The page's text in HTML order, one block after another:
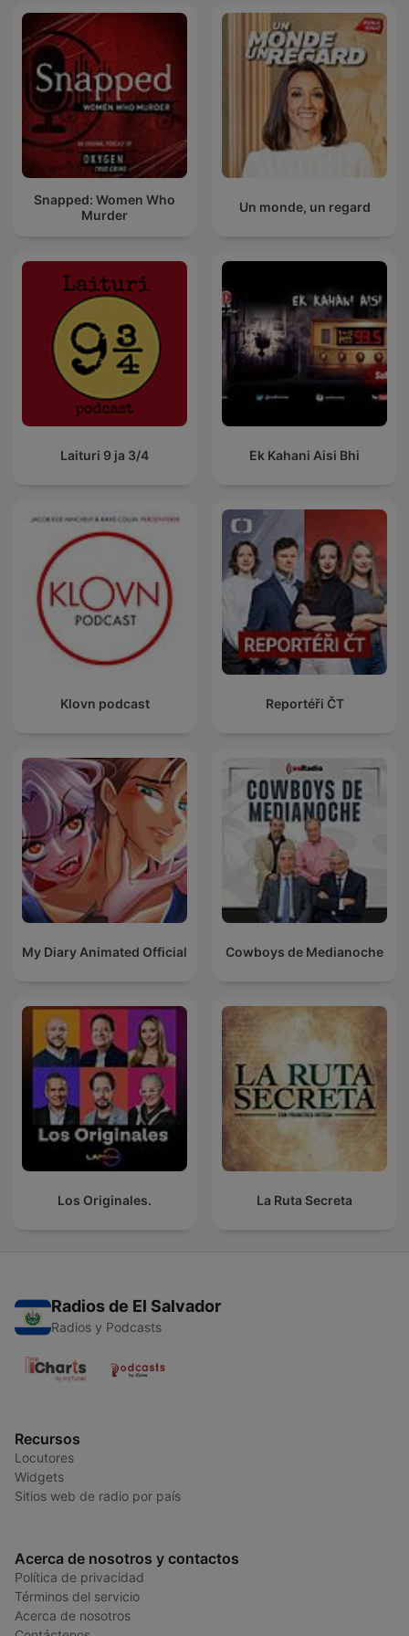
Snapped: Women Who
Murder
Un monde, un regard
Laituri 9 ja 3/4 Ek Kahani Aisi Bhi
Klovn podcast Reportéři ČT
My Diary Animated Official Cowboys de Medianoche
Los Originales. La Ruta Secreta
Radios de El Salvador
Radios y Podcasts
Recursos
Locutores
Widgets
Sitios web de radio por país
Acerca de nosotros y contactos
Política de privacidad
Términos del servicio
Acerca de nosotros